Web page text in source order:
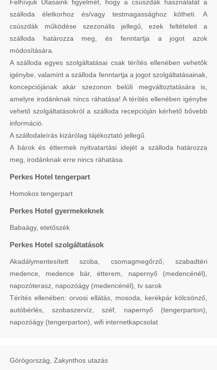
Felhívjuk Utasaink figyelmét, hogy a csúszdák használatát a
szálloda életkorhoz és/vagy testmagassághoz kötheti. A
csúszdák működése szezonális jellegű, ezek feltételeit a
szálloda határozza meg, és fenntartja a jogot azok
módosítására.
A szálloda egyes szolgáltatásai csak térítés ellenében vehetők
igénybe, valamint a szálloda fenntartja a jogot szolgáltatásainak,
koncepciójának akár szezonon belüli megváltoztatására is,
amelyre irodánknak nincs ráhatása! A térítés ellenében igénybe
vehető szolgáltatásokról a szálloda recepcióján kérhető bővebb
információ.
A szállodaleírás kizárólag tájékoztató jellegű.
A bárok és éttermek nyitvatartási idejét a szálloda határozza
meg, irodánknak erre nincs ráhatása.
Perkes Hotel tengerpart
Homokos tengerpart
Perkes Hotel gyermekeknek
Babaágy, etetőszék
Perkes Hotel szolgáltatások
Akadálymentesített szoba, csomagmegőrző, szabadtéri
medence, medence bár, étterem, napernyő (medencénél),
napozóterasz, napozóágy (medencénél), tv sarok
Térítés ellenében: orvosi ellátás, mosoda, kerékpár kölcsönző,
autóbérlés, szobaszervíz, széf, napernyő (tengerparton),
napozóágy (tengerparton), wifi internetkapcsolat
Görögország, Zakynthos utazás